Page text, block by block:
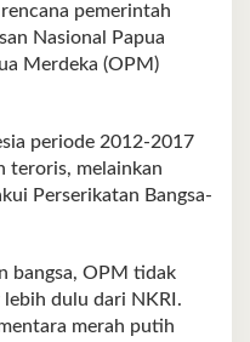
pemerintah
Nasional Papua
Merdeka (OPM)
periode 2012-2017
teroris, melainkan
Perserikatan Bangsa-
bangsa, OPM tidak
dulu dari NKRI.
merah putih